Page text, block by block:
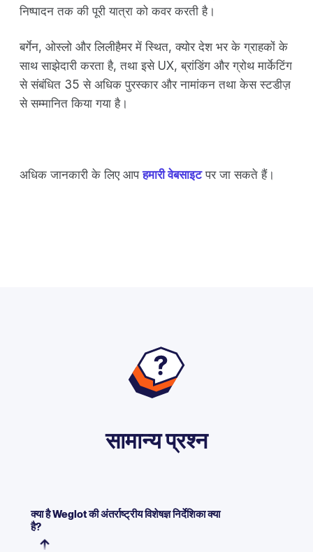
निष्पादन तक की पूरी यात्रा को कवर करती है।
बर्गेन, ओस्लो और लिलीहैमर में स्थित, क्योर देश भर के ग्राहकों के
साथ साझेदारी करता है, तथा इसे UX, ब्रांडिंग और ग्रोथ मार्केटिंग
से संबंधित 35 से अधिक पुरस्कार और नामांकन तथा केस स्टडीज़
से सम्मानित किया गया है।
अधिक जानकारी के लिए आपहमारी वेबसाइटपर जा सकते हैं।
सामान्य प्रश्न
क्या है Weglot की अंतर्राष्ट्रीय विशेषज्ञ निर्देशिका क्या
है?